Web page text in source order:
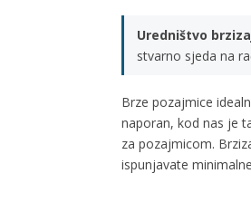
Uredništvo
stvarno sjeda na
Brze pozajmice
naporan, kod nas je
za pozajmicom.
ispunjavate